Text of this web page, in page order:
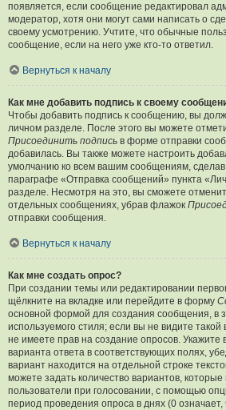
появляется, если сообщение редактировал
модератор, хотя они могут сами написать о
своему усмотрению. Учтите, что обычные
сообщение, если на него уже кто-то ответил.
Вернуться к началу
Как мне добавить подпись к своему
Чтобы добавить подпись к сообщению, вы
личном разделе. После этого вы можете
Присоединить подпись в форме отправки
добавилась. Вы также можете настроить
умолчанию ко всем вашим сообщениям,
параграфе «Отправка сообщений» пункта
разделе. Несмотря на это, вы сможете
отдельных сообщениях, убрав флажок
отправки сообщения.
Вернуться к началу
Как мне создать опрос?
При создании темы или редактировании
щёлкните на вкладке или перейдите в форму
основной формой для создания сообщения, в
используемого стиля; если вы не видите
не имеете прав на создание опросов. Укажите
варианта ответа в соответствующих полях,
вариант находится на отдельной строке
можете задать количество вариантов, которые
пользователи при голосовании, с помощью
период проведения опроса в днях (0 означает,